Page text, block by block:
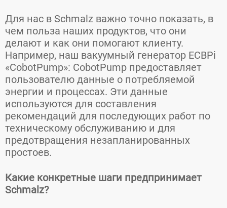
Для нас в Schmalz важно точно показать, в
чем польза наших продуктов, что они
делают и как они помогают клиенту.
Например, наш вакуумный генератор ECBPi
«CobotPump»: CobotPump предоставляет
пользователю данные о потребляемой
энергии и процессах. Эти данные
используются для составления
рекомендаций для последующих работ по
техническому обслуживанию и для
предотвращения незапланированных
простоев.
Какие конкретные шаги предпринимает
Schmalz?